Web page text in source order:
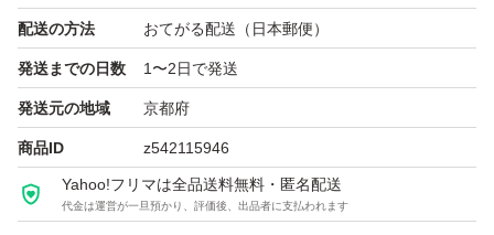
ン・ド・ボー、コラーゲンペプチド）／加工デンプン、酒
精、調味料（アミノ酸等）、乳化剤、酸味料、酸化防止剤
（V.C）、グルコサミン、（一部に小麦・乳成分・えび・
かに・大豆・りんご・牛肉・鶏肉・ゼラチンを含む）
□*■*□*■*□*■*□*■*□*■*□*■*□
※商品説明・写真等をご確認いただき、商品状態をご理解
配送の方法 おてがる配送（日本郵便）
発送までの日数 1〜2日で発送
発送元の地域 京都府
商品ID z542115946
Yahoo!フリマは全品送料無料・匿名配送
代金は運営が一旦預かり、評価後、出品者に支払われます